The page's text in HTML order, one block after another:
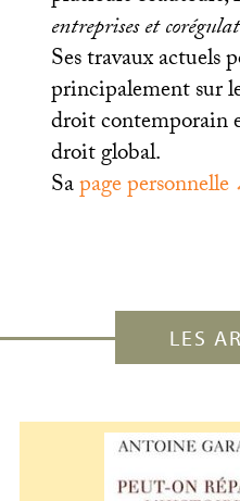
entreprises et
Ses travaux actuels
principalement sur
droit contemporain
droit global.
Sapage personnelle
LES